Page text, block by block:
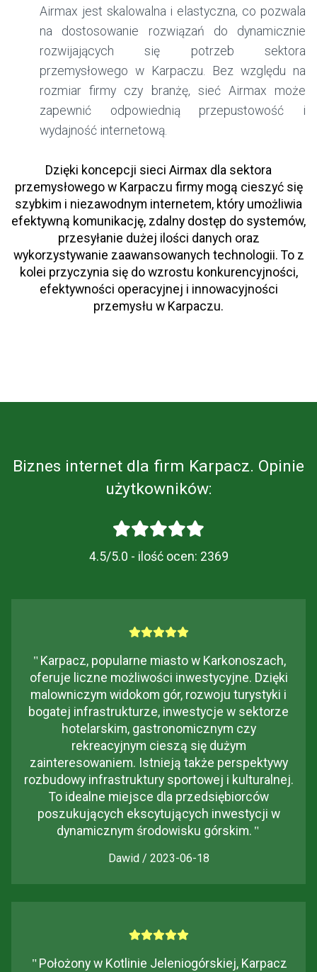
Airmax jest skalowalna i elastyczna, co pozwala
na dostosowanie rozwiązań do dynamicznie
rozwijających się potrzeb sektora
przemysłowego w Karpaczu. Bez względu na
rozmiar firmy czy branżę, sieć Airmax może
zapewnić odpowiednią przepustowość i
wydajność internetową.
Dzięki koncepcji sieci Airmax dla sektora
przemysłowego w Karpaczu firmy mogą cieszyć się
szybkim i niezawodnym internetem, który umożliwia
efektywną komunikację, zdalny dostęp do systemów,
przesyłanie dużej ilości danych oraz
wykorzystywanie zaawansowanych technologii. To z
kolei przyczynia się do wzrostu konkurencyjności,
efektywności operacyjnej i innowacyjności
przemysłu w Karpaczu.
Biznes internet dla firm Karpacz. Opinie
użytkowników:
4.5/5.0 - ilość ocen: 2369
" Karpacz, popularne miasto w Karkonoszach,
oferuje liczne możliwości inwestycyjne. Dzięki
malowniczym widokom gór, rozwoju turystyki i
bogatej infrastrukturze, inwestycje w sektorze
hotelarskim, gastronomicznym czy
rekreacyjnym cieszą się dużym
zainteresowaniem. Istnieją także perspektywy
rozbudowy infrastruktury sportowej i kulturalnej.
To idealne miejsce dla przedsiębiorców
poszukujących ekscytujących inwestycji w
dynamicznym środowisku górskim. "
Dawid / 2023-06-18
" Położony w Kotlinie Jeleniogórskiej, Karpacz